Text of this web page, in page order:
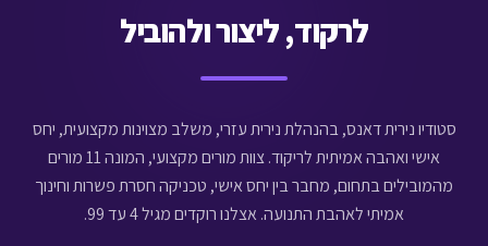
לרקוד, ליצור ולהוביל
סטודיו נירית דאנס, בהנהלת נירית עזרי, משלב מצוינות מקצועית, יחס
אישי ואהבה אמיתית לריקוד. צוות מורים מקצועי, המונה 11 מורים
מהמובילים בתחום, מחבר בין יחס אישי, טכניקה חסרת פשרות וחינוך
אמיתי לאהבת התנועה. אצלנו רוקדים מגיל 4 עד 99.